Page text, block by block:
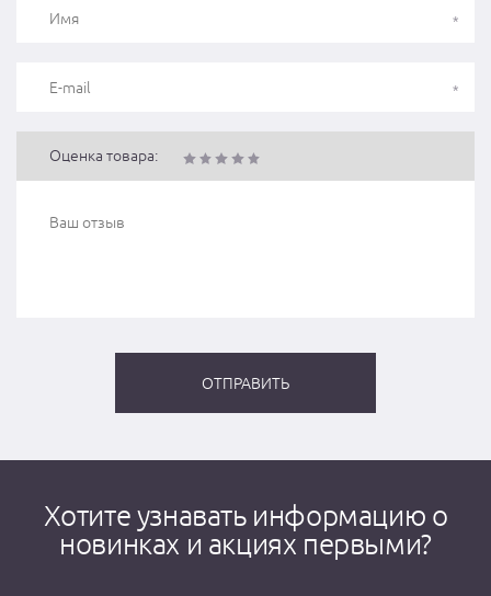
Оценка товара:
Хотите узнавать информацию о
новинках и акциях первыми?